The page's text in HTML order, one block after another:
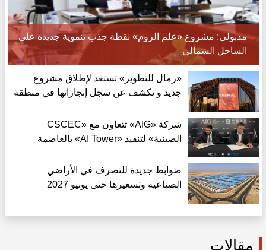
مدبولى: مشروع «علم الروم» نقطة جذب تنموية جديدة على
الساحل الشمالي
«رمال للتطوير» تستعد لإطلاق مشروع
جديد و تكشف عن سجل إنجازاتها في منطقة
شركة «AIG» تتعاون مع «CSCEC
الصينية» لتنفيذ «AI Tower» بالعاصمة
ضوابط جديدة للتصرف في الأراضي
الصناعية وتسعيرها حتى يونيو 2027
مقالات